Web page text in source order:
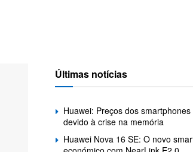
Últimas notícias
Huawei: Preços dos
devido à crise na memória
Huawei Nova 16 SE: O novo